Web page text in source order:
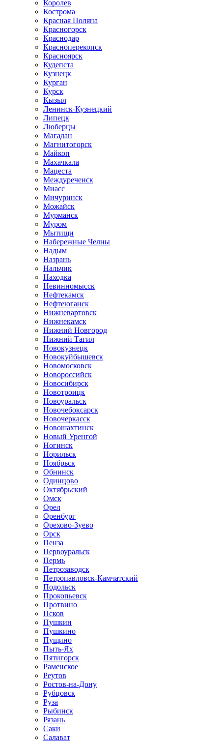
Королев
Кострома
Красная Поляна
Красногорск
Краснодар
Красноперекопск
Красноярск
Кудепста
Кузнецк
Курган
Курск
Кызыл
Ленинск-Кузнецкий
Липецк
Люберцы
Магадан
Магнитогорск
Майкоп
Махачкала
Мацеста
Междуреченск
Миасс
Мичуринск
Можайск
Мурманск
Муром
Мытищи
Набережные Челны
Надым
Назрань
Нальчик
Находка
Невинномысск
Нефтекамск
Нефтеюганск
Нижневартовск
Нижнекамск
Нижний Новгород
Нижний Тагил
Новокузнецк
Новокуйбышевск
Новомосковск
Новороссийск
Новосибирск
Новотроицк
Новоуральск
Новочебоксарск
Новочеркасск
Новошахтинск
Новый Уренгой
Ногинск
Норильск
Ноябрьск
Обнинск
Одинцово
Октябрьский
Омск
Орел
Оренбург
Орехово-Зуево
Орск
Пенза
Первоуральск
Пермь
Петрозаводск
Петропавловск-Камчатский
Подольск
Прокопьевск
Протвино
Псков
Пушкин
Пушкино
Пущино
Пыть-Ях
Пятигорск
Раменское
Реутов
Ростов-на-Дону
Рубцовск
Руза
Рыбинск
Рязань
Саки
Салават